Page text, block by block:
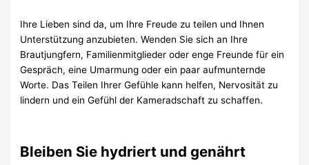
Ihre Lieben sind da, um Ihre Freude zu teilen und Ihnen
Unterstützung anzubieten. Wenden Sie sich an Ihre
Brautjungfern, Familienmitglieder oder enge Freunde für ein
Gespräch, eine Umarmung oder ein paar aufmunternde
Worte. Das Teilen Ihrer Gefühle kann helfen, Nervosität zu
lindern und ein Gefühl der Kameradschaft zu schaffen.
Bleiben Sie hydriert und genährt